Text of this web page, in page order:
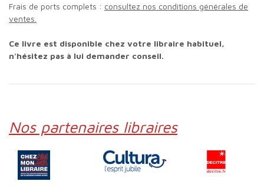
Frais de ports complets : consultez nos conditions générales de
ventes.
Ce livre est disponible chez votre libraire habituel,
n'hésitez pas à lui demander conseil.
Nos partenaires libraires